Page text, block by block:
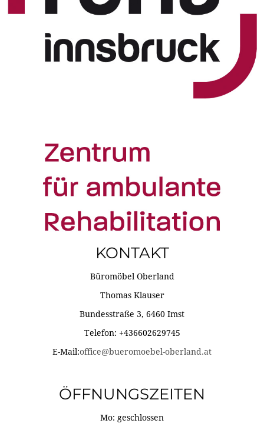
KONTAKT
Büromöbel Oberland
Thomas Klauser
Bundesstraße 3, 6460 Imst
Telefon: +436602629745
E-Mail:office@bueromoebel-oberland.at
ÖFFNUNGSZEITEN
Mo: geschlossen